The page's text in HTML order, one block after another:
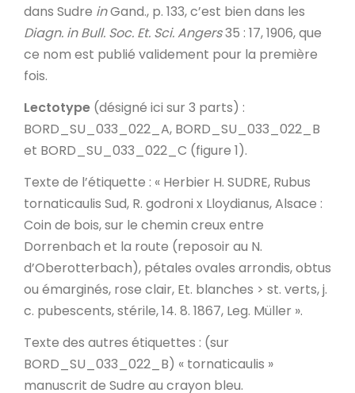
dans Sudre inGand., p. 133, c’est bien dans les
Diagn. in Bull. Soc. Et. Sci. Angers35 : 17, 1906, que
ce nom est publié validement pour la première
fois.
Lectotype (désigné ici sur 3 parts) :
BORD_SU_033_022_A, BORD_SU_033_022_B
et BORD_SU_033_022_C (figure 1).
Texte de l’étiquette : « Herbier H. SUDRE, Rubus
tornaticaulis Sud, R. godroni x Lloydianus,Alsace :
Coin de bois, sur le chemin creux entre
Dorrenbach et la route (reposoir au N.
d’Oberotterbach), pétales ovales arrondis, obtus
ou émarginés, rose clair, Et. blanches > st. verts, j.
c. pubescents, stérile, 14. 8. 1867, Leg. Müller ».
Texte des autres étiquettes : (sur
BORD_SU_033_022_B) « tornaticaulis »
manuscrit de Sudre au crayon bleu.